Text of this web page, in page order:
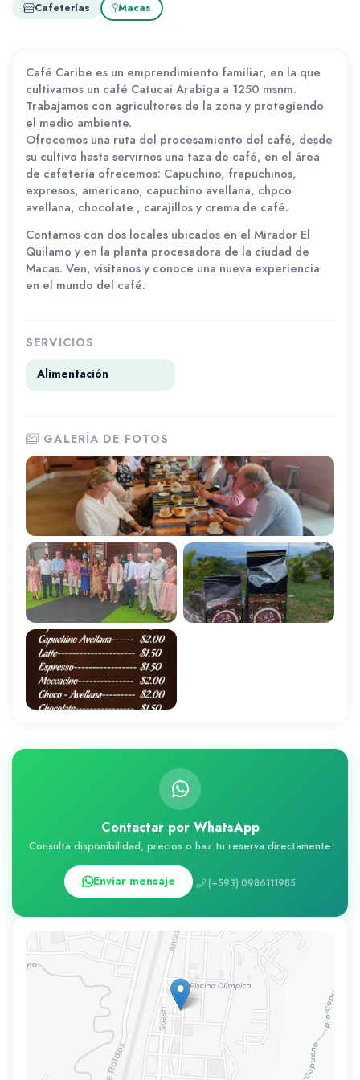
Cafeterías Macas
Café Caribe es un emprendimiento familiar, en la que
cultivamos un café Catucai Arabiga a 1250 msnm.
Trabajamos con agricultores de la zona y protegiendo
el medio ambiente.
Ofrecemos una ruta del procesamiento del café, desde
su cultivo hasta servirnos una taza de café, en el área
de cafetería ofrecemos: Capuchino, frapuchinos,
expresos, americano, capuchino avellana, chpco
avellana, chocolate , carajillos y crema de café.
Contamos con dos locales ubicados en el Mirador El
Quilamo y en la planta procesadora de la ciudad de
Macas. Ven, visítanos y conoce una nueva experiencia
en el mundo del café.
SERVICIOS
Alimentación
GALERÍA DE FOTOS
Contactar por WhatsApp
Consulta disponibilidad, precios o haz tu reserva directamente
Enviar mensaje (+593) 0986111985